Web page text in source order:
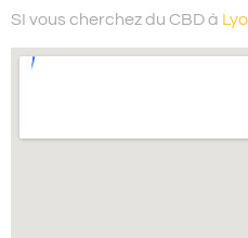
SI vous cherchez du CBD à